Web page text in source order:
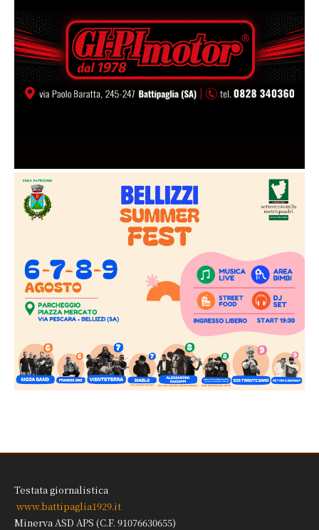
Testata giornalistica
www.battipaglia1929.it
Minerva ASD APS (C.F. 91076630655)